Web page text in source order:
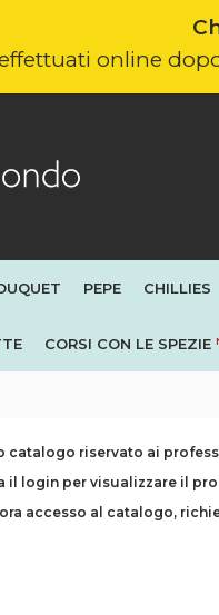
online dopo
PEPE CHILLIES
CORSI CON LE SPEZIE
catalogo riservato ai
il login per visualizzare il
accesso al catalogo,